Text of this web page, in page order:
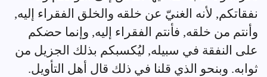
نفقاتكم, لأنه الغنيّ عن خلقه والخلق الفقراء إليه,
وأنتم من خلقه, فأنتم الفقراء إليه, وإنما حضكم
على النفقة في سبيله, ليُكسبكم بذلك الجزيل من
ثوابه. وبنحو الذي قلنا في ذلك قال أهل التأويل.